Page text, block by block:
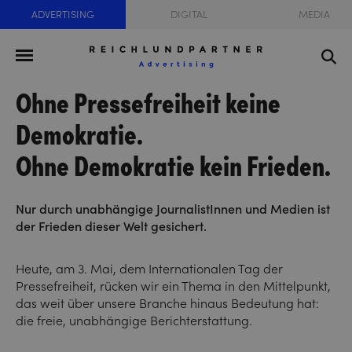
ADVERTISING DIGITAL MEDIA
Ohne Pressefreiheit keine
Demokratie.
Ohne Demokratie kein Frieden.
Nur durch unabhängige JournalistInnen und Medien ist
der Frieden dieser Welt gesichert.
Heute, am 3. Mai, dem Internationalen Tag der
Pressefreiheit, rücken wir ein Thema in den Mittelpunkt,
das weit über unsere Branche hinaus Bedeutung hat:
die freie, unabhängige Berichterstattung.